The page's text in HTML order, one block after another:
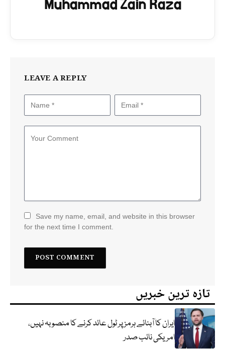
Muhammad Zain Raza
LEAVE A REPLY
Save my name, email, and website in this browser
for the next time I comment.
تازہ ترین خبریں
ایران کا آبنائے ہرمز پر ٹول عائد کرنے کا منصوبہ نہیں،
امریکی نائب صدر